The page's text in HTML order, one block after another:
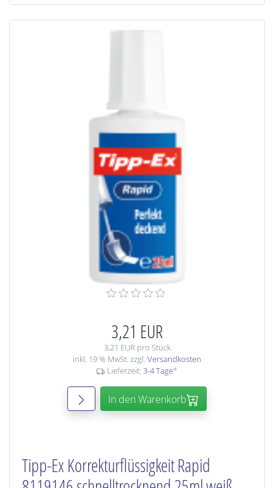
3,21 EUR
3,21 EUR pro Stück
inkl. 19 % MwSt. zzgl. Versandkosten
Lieferzeit: 3-4 Tage*
In den Warenkorb
Tipp-Ex Korrekturflüssigkeit Rapid